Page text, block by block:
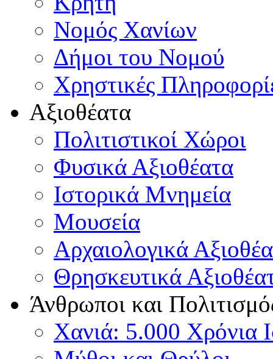
Νομός Χανίων
Δήμοι του Νομού
Χρηστικές
Αξιοθέατα
Πολιτιστικοί Χώροι
Φυσικά Αξιοθέατα
Ιστορικά Μνημεία
Μουσεία
Αρχαιολογικά
Θρησκευτικά
Άνθρωποι και
Χανιά: 5.000 Χρόνια